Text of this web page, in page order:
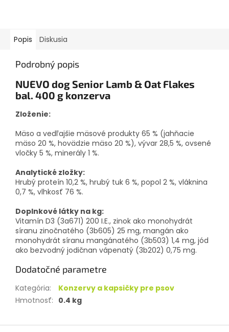
Popis Diskusia
Podrobný popis
NUEVO dog Senior Lamb & Oat Flakes
bal. 400 g konzerva
Zloženie:
Mäso a vedľajšie mäsové produkty 65 % (jahňacie
mäso 20 %, hovädzie mäso 20 %), vývar 28,5 %, ovsené
vločky 5 %, minerály 1 %.
Analytické zložky:
Hrubý proteín 10,2 %, hrubý tuk 6 %, popol 2 %, vláknina
0,7 %, vlhkosť 76 %.
Doplnkové látky na kg:
Vitamín D3 (3a671) 200 I.E., zinok ako monohydrát
síranu zinočnatého (3b605) 25 mg, mangán ako
monohydrát síranu mangánatého (3b503) 1,4 mg, jód
ako bezvodný jodičnan vápenatý (3b202) 0,75 mg.
Dodatočné parametre
Kategória:
Konzervy a kapsičky pre psov
Hmotnosť: 0.4 kg